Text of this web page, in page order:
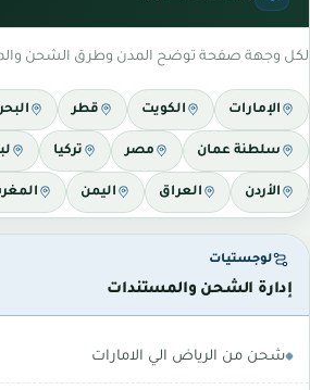
لكل وجهة صفحة توضح المدن وطرق الشحن
الإمارات الكويت قطر
سلطنة عمان مصر تركيا
الأردن العراق اليمن
لوجستيات
إدارة الشحن والمستندات
شحن من الرياض الي الامارات